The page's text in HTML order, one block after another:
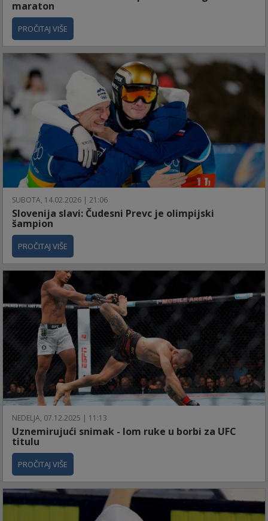
maraton
PROČITAJ VIŠE
SUBOTA, 14.02.2026 | 21:06
Slovenija slavi: Čudesni Prevc je olimpijski
šampion
PROČITAJ VIŠE
NEDELJA, 07.12.2025 | 11:13
Uznemirujući snimak - lom ruke u borbi za UFC
titulu
PROČITAJ VIŠE